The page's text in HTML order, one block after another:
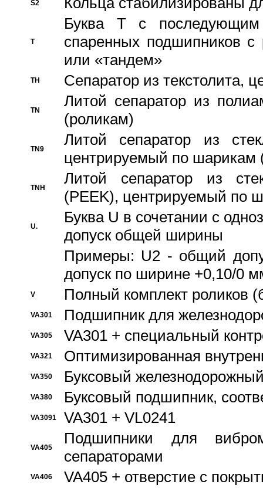
S2
T
Буква T с
спаренных подшипников
или «тандем»
TH Сепаратор из текстолита,
TN
Литой сепаратор из
(роликам)
TN9
Литой сепаратор из
центрируемый по шарикам
TNH
Литой сепаратор из
(PEEK), центрируемый по
U.
Буква U в сочетании с
допуск общей ширины
Примеры: U2 - общий
допуск по ширине +0,10/0
V Полный комплект роликов
VA301 Подшипник для
VA305 VA301 + специальный
VA321 Оптимизированная
VA350 Буксовый
VA380 Буксовый подшипник,
VA3091 VA301 + VL0241
VA405
Подшипники для
сепараторами
VA406 VA405 + отверстие с